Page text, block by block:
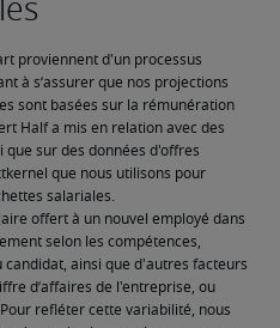
proviennent d'un processus
à s’assurer que nos projections
sont basées sur la rémunération
Half a mis en relation avec des
que sur des données d'offres
que nous utilisons pour
salariales.
offert à un nouvel employé dans
selon les compétences,
candidat, ainsi que d'autres facteurs
d’affaires de l'entreprise, ou
refléter cette variabilité, nous